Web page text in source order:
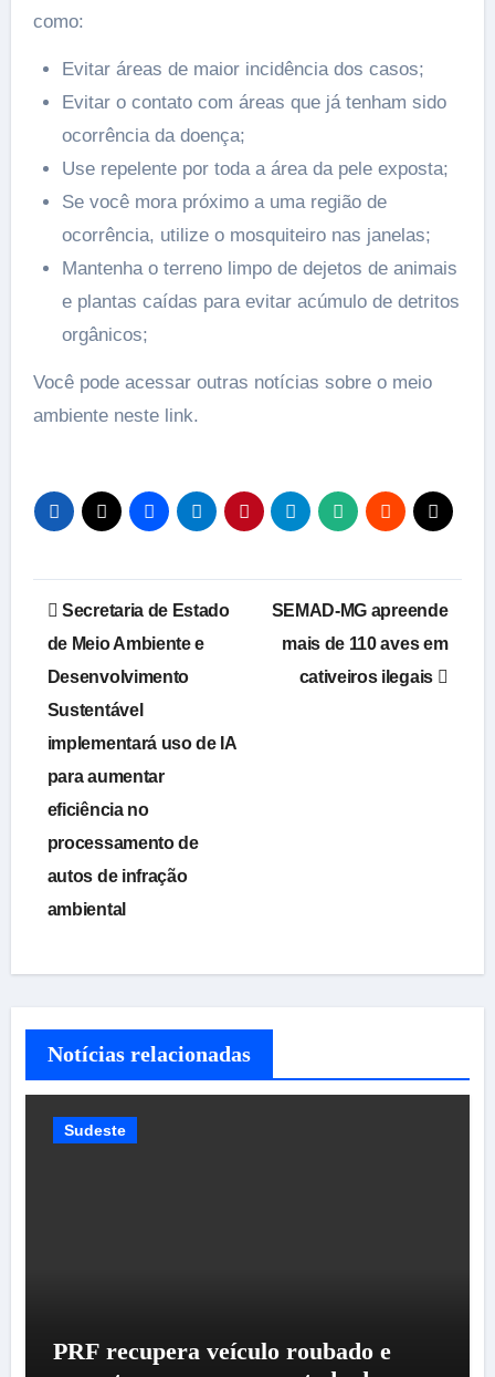
como:
Evitar áreas de maior incidência dos casos;
Evitar o contato com áreas que já tenham sido
ocorrência da doença;
Use repelente por toda a área da pele exposta;
Se você mora próximo a uma região de
ocorrência, utilize o mosquiteiro nas janelas;
Mantenha o terreno limpo de dejetos de animais
e plantas caídas para evitar acúmulo de detritos
orgânicos;
Você pode acessar outras notícias sobre o meio
ambiente neste link.
Navegação
de
Post
Secretaria de Estado
de Meio Ambiente e
Desenvolvimento
Sustentável
implementará uso de IA
para aumentar
eficiência no
processamento de
autos de infração
ambiental
SEMAD-MG apreende
mais de 110 aves em
cativeiros ilegais
Notícias relacionadas
Sudeste
PRF recupera veículo roubado e